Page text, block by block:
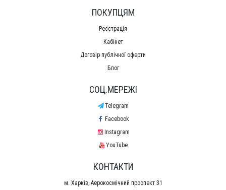
ПОКУПЦЯМ
Реєстрація
Кабінет
Договір публічної оферти
Блог
СОЦ.МЕРЕЖІ
Telegram
Facebook
Instagram
YouTube
КОНТАКТИ
м. Харків, Аерокосмічний проспект 31